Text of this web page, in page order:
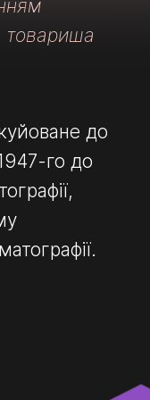
товариша
до
го до